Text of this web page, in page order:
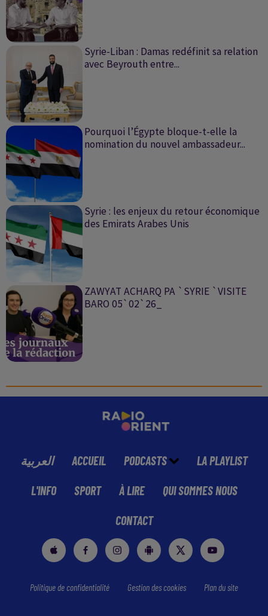
Syrie-Liban : Damas redéfinit sa relation
avec Beyrouth entre...
Pourquoi l’Égypte bloque-t-elle la
nomination du nouvel ambassadeur...
Syrie : les enjeux du retour économique
des Emirats Arabes Unis
ZAWYAT ACHARQ PA `SYRIE `VISITE
BARO 05`02`26_
العربية ACCUEIL PODCASTS LA PLAYLIST
L'INFO SPORT À LIRE QUI SOMMES NOUS
CONTACT
Politique de confidentialité Gestion des cookies Plan du site